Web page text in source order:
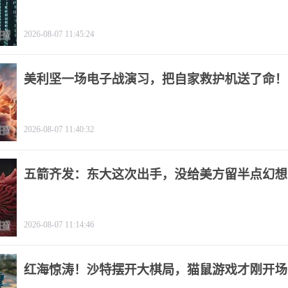
2026-08-07 11:45:24
美利坚一场电子战演习，把自家救护机送了命！
2026-08-07 11:40:32
五箭齐发：东大这次出手，没给美方留半点幻想
2026-08-07 11:14:46
红海惊涛！沙特摆开大棋局，猫鼠游戏才刚开场